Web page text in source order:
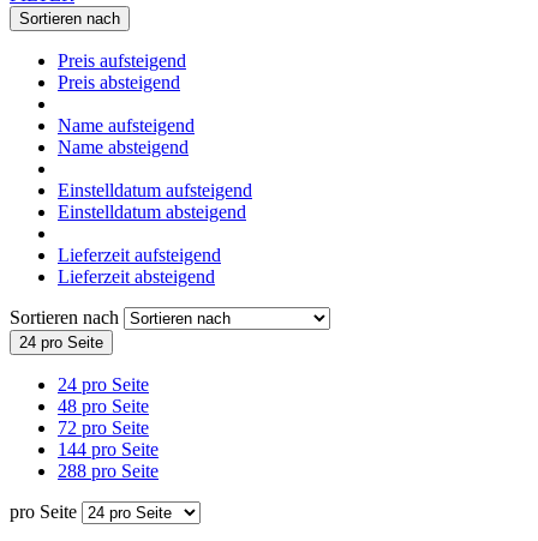
Sortieren nach
Preis aufsteigend
Preis absteigend
Name aufsteigend
Name absteigend
Einstelldatum aufsteigend
Einstelldatum absteigend
Lieferzeit aufsteigend
Lieferzeit absteigend
Sortieren nach
24 pro Seite
24 pro Seite
48 pro Seite
72 pro Seite
144 pro Seite
288 pro Seite
pro Seite